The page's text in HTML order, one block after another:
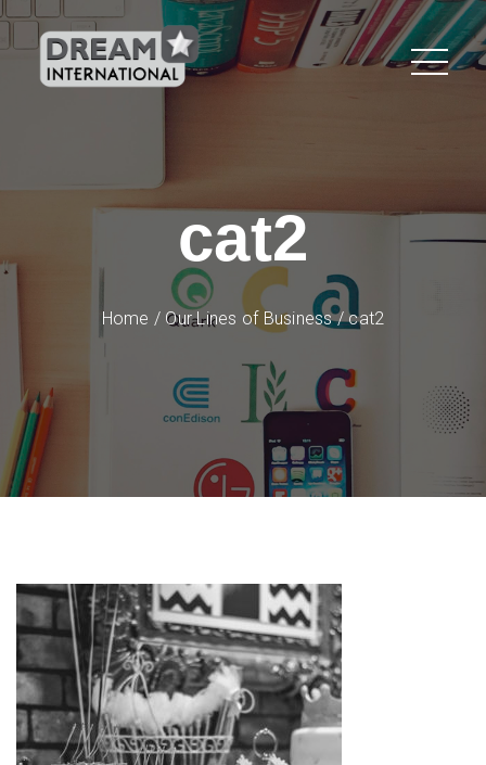
cat2
Home / Our Lines of Business/cat2